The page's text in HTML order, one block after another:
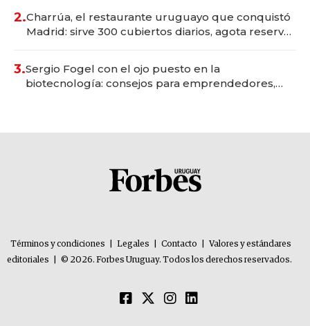
2.Charrúa, el restaurante uruguayo que conquistó
Madrid: sirve 300 cubiertos diarios, agota reservas
3.Sergio Fogel con el ojo puesto en la
biotecnología: consejos para emprendedores,
Términos y condiciones Legales Contacto
Valores y estándares
editoriales
© 2026. Forbes Uruguay. Todos los derechos reservados.